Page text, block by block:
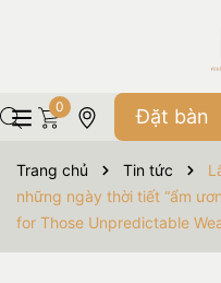
0 Đặt bàn
Trang chủ Tin tức
những ngày thời tiết “ẩm
for Those Unpredictable